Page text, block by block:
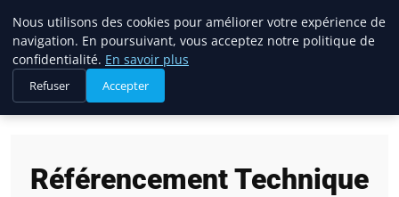
Oxlead
Référencement Technique
Nous utilisons des cookies pour améliorer votre expérience de
navigation. En poursuivant, vous acceptez notre politique de
confidentialité. En savoir plus
Refuser Accepter